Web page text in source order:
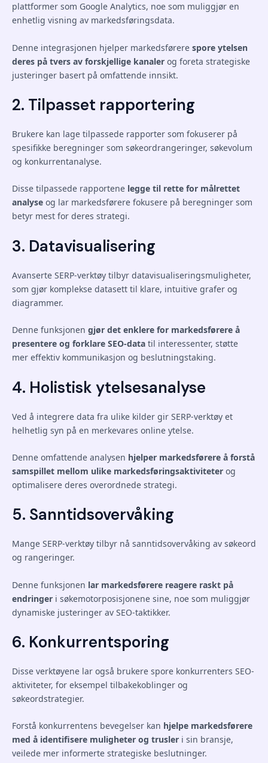
plattformer som Google Analytics, noe som muliggjør en
enhetlig visning av markedsføringsdata.
Denne integrasjonen hjelper markedsførere spore ytelsen
deres på tvers av forskjellige kanaler og foreta strategiske
justeringer basert på omfattende innsikt.
2. Tilpasset rapportering
Brukere kan lage tilpassede rapporter som fokuserer på
spesifikke beregninger som søkeordrangeringer, søkevolum
og konkurrentanalyse.
Disse tilpassede rapportene legge til rette for målrettet
analyse og lar markedsførere fokusere på beregninger som
betyr mest for deres strategi.
3. Datavisualisering
Avanserte SERP-verktøy tilbyr datavisualiseringsmuligheter,
som gjør komplekse datasett til klare, intuitive grafer og
diagrammer.
Denne funksjonen gjør det enklere for markedsførere å
presentere og forklare SEO-data til interessenter, støtte
mer effektiv kommunikasjon og beslutningstaking.
4. Holistisk ytelsesanalyse
Ved å integrere data fra ulike kilder gir SERP-verktøy et
helhetlig syn på en merkevares online ytelse.
Denne omfattende analysen hjelper markedsførere å forstå
samspillet mellom ulike markedsføringsaktiviteter og
optimalisere deres overordnede strategi.
5. Sanntidsovervåking
Mange SERP-verktøy tilbyr nå sanntidsovervåking av søkeord
og rangeringer.
Denne funksjonen lar markedsførere reagere raskt på
endringer i søkemotorposisjonene sine, noe som muliggjør
dynamiske justeringer av SEO-taktikker.
6. Konkurrentsporing
Disse verktøyene lar også brukere spore konkurrenters SEO-
aktiviteter, for eksempel tilbakekoblinger og
søkeordstrategier.
Forstå konkurrentens bevegelser kan hjelpe markedsførere
med å identifisere muligheter og trusler i sin bransje,
veilede mer informerte strategiske beslutninger.